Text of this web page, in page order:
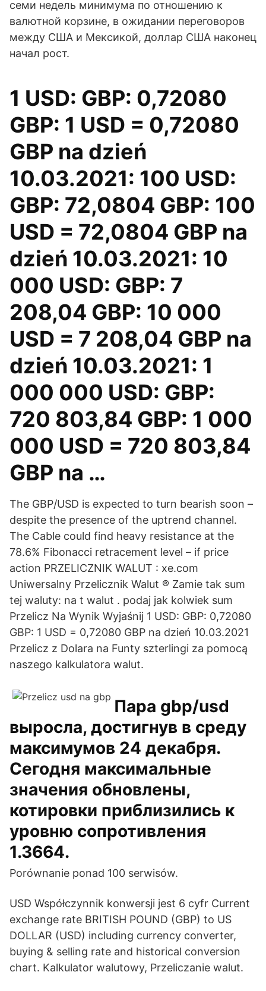
семи недель минимума по отношению к
валютной корзине, в ожидании переговоров
между США и Мексикой, доллар США наконец
начал рост.
1 USD: GBP: 0,72080
GBP: 1 USD = 0,72080
GBP na dzień
10.03.2021: 100 USD:
GBP: 72,0804 GBP: 100
USD = 72,0804 GBP na
dzień 10.03.2021: 10
000 USD: GBP: 7
208,04 GBP: 10 000
USD = 7 208,04 GBP na
dzień 10.03.2021: 1
000 000 USD: GBP:
720 803,84 GBP: 1 000
000 USD = 720 803,84
GBP na …
The GBP/USD is expected to turn bearish soon –
despite the presence of the uptrend channel.
The Cable could find heavy resistance at the
78.6% Fibonacci retracement level – if price
action PRZELICZNIK WALUT : xe.com
Uniwersalny Przelicznik Walut ® Zamie tak sum
tej waluty: na t walut . podaj jak kolwiek sum
Przelicz Na Wynik Wyjaśnij 1 USD: GBP: 0,72080
GBP: 1 USD = 0,72080 GBP na dzień 10.03.2021
Przelicz z Dolara na Funty szterlingi za pomocą
naszego kalkulatora walut.
Пара gbp/usd
выросла, достигнув в среду
максимумов 24 декабря.
Сегодня максимальные
значения обновлены,
котировки приблизились к
уровню сопротивления
1.3664.
Porównanie ponad 100 serwisów.
USD Współczynnik konwersji jest 6 cyfr Current
exchange rate BRITISH POUND (GBP) to US
DOLLAR (USD) including currency converter,
buying & selling rate and historical conversion
chart. Kalkulator walutowy, Przeliczanie walut.